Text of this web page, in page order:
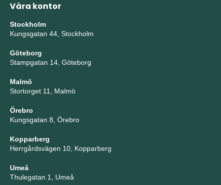
Våra kontor
Stockholm
Kungsgatan 44, Stockholm
Göteborg
Stampgatan 14, Göteborg
Malmö
Stortorget 11, Malmö
Örebro
Kungsgatan 8, Örebro
Kopparberg
Herrgårdsvägen 10, Kopparberg
Umeå
Thulegatan 1, Umeå